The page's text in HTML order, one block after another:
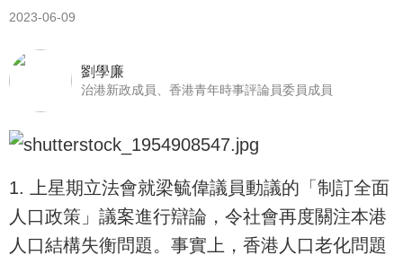
2023-06-09
劉學廉
治港新政成員、香港青年時事評論員委員成員
1. 上星期立法會就梁毓偉議員動議的「制訂全面
人口政策」議案進行辯論，令社會再度關注本港
人口結構失衡問題。事實上，香港人口老化問題